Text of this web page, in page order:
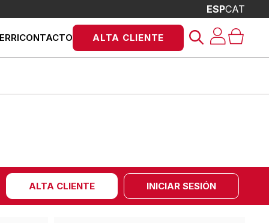
ESPCAT
CONTACTO
Búsqueda
de
productos
ALTA CLIENTE
ALTA CLIENTE INICIAR SESIÓN